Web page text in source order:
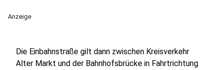
Anzeige
Die Einbahnstraße gilt dann zwischen Kreisverkehr
Alter Markt und der Bahnhofsbrücke in Fahrtrichtung